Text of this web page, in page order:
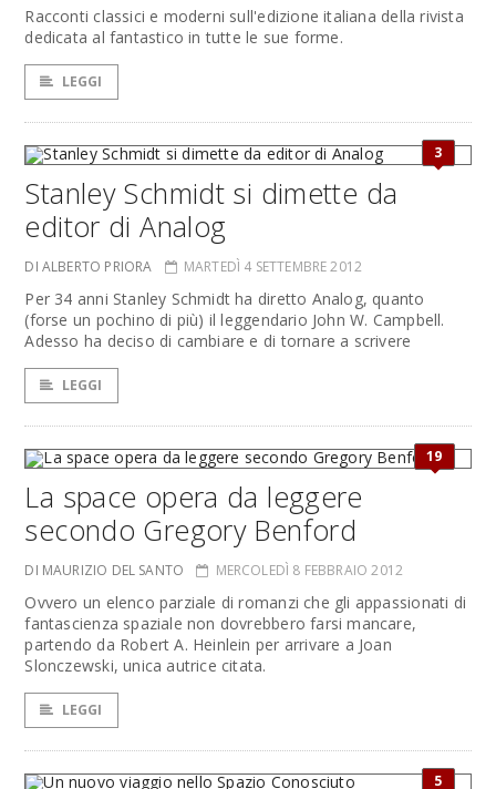
Racconti classici e moderni sull'edizione italiana della rivista
dedicata al fantastico in tutte le sue forme.
LEGGI
3
Stanley Schmidt si dimette da
editor di Analog
DI ALBERTO PRIORA MARTEDÌ 4 SETTEMBRE 2012
Per 34 anni Stanley Schmidt ha diretto Analog, quanto
(forse un pochino di più) il leggendario John W. Campbell.
Adesso ha deciso di cambiare e di tornare a scrivere
LEGGI
19
La space opera da leggere
secondo Gregory Benford
DI MAURIZIO DEL SANTO MERCOLEDÌ 8 FEBBRAIO 2012
Ovvero un elenco parziale di romanzi che gli appassionati di
fantascienza spaziale non dovrebbero farsi mancare,
partendo da Robert A. Heinlein per arrivare a Joan
Slonczewski, unica autrice citata.
LEGGI
5